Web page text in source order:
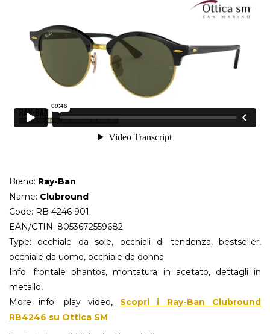
Brand: Ray-Ban
Name: Clubround
Code: RB 4246 901
EAN/GTIN: 8053672559682
Type: occhiale da sole, occhiali di tendenza, bestseller,
occhiale da uomo, occhiale da donna
Info: frontale phantos, montatura in acetato, dettagli in
metallo,
More info: play video, Scopri i Ray-Ban Clubround
RB4246 su Ottica SM